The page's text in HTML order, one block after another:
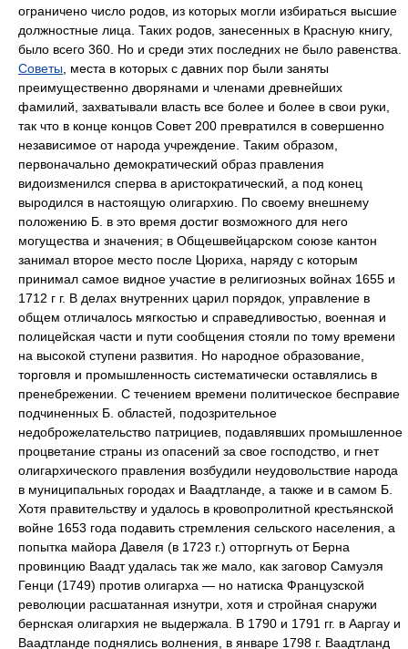
ограничено число родов, из которых могли избираться высшие
должностные лица. Таких родов, занесенных в Красную книгу,
было всего 360. Но и среди этих последних не было равенства.
Советы , места в которых с давних пор были заняты
преимущественно дворянами и членами древнейших
фамилий, захватывали власть все более и более в свои руки,
так что в конце концов Совет 200 превратился в совершенно
независимое от народа учреждение. Таким образом,
первоначально демократический образ правления
видоизменился сперва в аристократический, а под конец
выродился в настоящую олигархию. По своему внешнему
положению Б. в это время достиг возможного для него
могущества и значения; в Общешвейцарском союзе кантон
занимал второе место после Цюриха, наряду с которым
принимал самое видное участие в религиозных войнах 1655 и
1712 г г. В делах внутренних царил порядок, управление в
общем отличалось мягкостью и справедливостью, военная и
полицейская части и пути сообщения стояли по тому времени
на высокой ступени развития. Но народное образование,
торговля и промышленность систематически оставлялись в
пренебрежении. С течением времени политическое бесправие
подчиненных Б. областей, подозрительное
недоброжелательство патрициев, подавлявших промышленное
процветание страны из опасений за свое господство, и гнет
олигархического правления возбудили неудовольствие народа
в муниципальных городах и Ваадтланде, а также и в самом Б.
Хотя правительству и удалось в кровопролитной крестьянской
войне 1653 года подавить стремления сельского населения, а
попытка майора Давеля (в 1723 г.) отторгнуть от Берна
провинцию Ваадт удалась так же мало, как заговор Самуэля
Генци (1749) против олигарха — но натиска Французской
революции расшатанная изнутри, хотя и стройная снаружи
бернская олигархия не выдержала. В 1790 и 1791 гг. в Ааргау и
Ваадтланде поднялись волнения, в январе 1798 г. Ваадтланд